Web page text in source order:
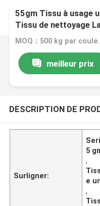
55gm Tissu à usage
Tissu de nettoyage
MOQ
meilleur prix
DESCRIPTION DE
Surligner:
5
,
e
,